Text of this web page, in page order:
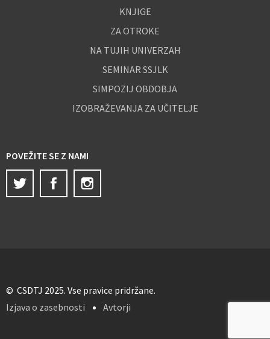
KNJIGE
ZA OTROKE
NA TUJIH UNIVERZAH
SEMINAR SSJLK
SIMPOZIJ OBDOBJA
IZOBRAŽEVANJA ZA UČITELJE
POVEŽITE SE Z NAMI
Twitter
Facebook
© CSDTJ 2025. Vse pravice pridržane.
Izjava o zasebnosti
Avtorji